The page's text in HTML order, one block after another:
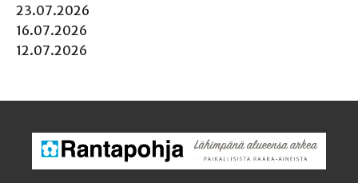
23.07.2026
16.07.2026
12.07.2026